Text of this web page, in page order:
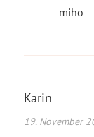
miho
Karin
19. November